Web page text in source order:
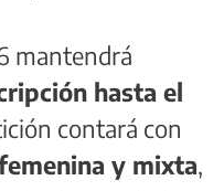
mantendrá
hasta el
contará con
y mixta,